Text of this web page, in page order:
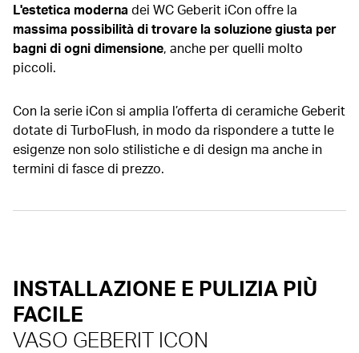
L'estetica moderna dei WC Geberit iCon offre la
massima possibilità di trovare la soluzione giusta per
bagni di ogni dimensione, anche per quelli molto
piccoli.
Con la serie iCon si amplia l’offerta di ceramiche Geberit
dotate di TurboFlush, in modo da rispondere a tutte le
esigenze non solo stilistiche e di design ma anche in
termini di fasce di prezzo.
INSTALLAZIONE E PULIZIA PIÙ
FACILE
VASO GEBERIT ICON